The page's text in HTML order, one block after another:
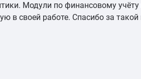
Модули по финансовому
в своей работе. Спасибо за